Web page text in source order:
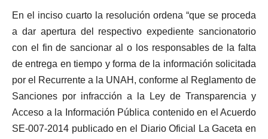
En el inciso cuarto la resolución ordena “que se proceda
a dar apertura del respectivo expediente sancionatorio
con el fin de sancionar al o los responsables de la falta
de entrega en tiempo y forma de la información solicitada
por el Recurrente a la UNAH, conforme al Reglamento de
Sanciones por infracción a la Ley de Transparencia y
Acceso a la Información Pública contenido en el Acuerdo
SE-007-2014 publicado en el Diario Oficial La Gaceta en